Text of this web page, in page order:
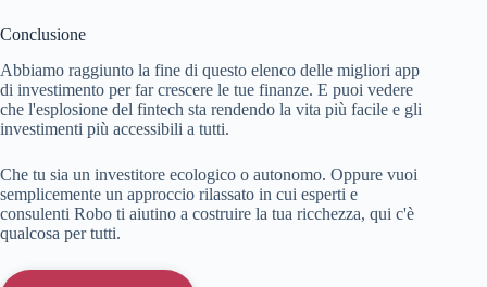
Conclusione
Abbiamo raggiunto la fine di questo elenco delle migliori app
di investimento per far crescere le tue finanze. E puoi vedere
che l'esplosione del fintech sta rendendo la vita più facile e gli
investimenti più accessibili a tutti.
Che tu sia un investitore ecologico o autonomo. Oppure vuoi
semplicemente un approccio rilassato in cui esperti e
consulenti Robo ti aiutino a costruire la tua ricchezza, qui c'è
qualcosa per tutti.